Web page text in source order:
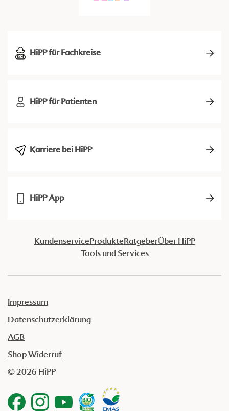
HiPP für Fachkreise
HiPP für Patienten
Karriere bei HiPP
HiPP App
KundenserviceProdukteRatgeberÜber HiPP
Tools und Services
Impressum
Datenschutzerklärung
AGB
Shop Widerruf
© 2026 HiPP